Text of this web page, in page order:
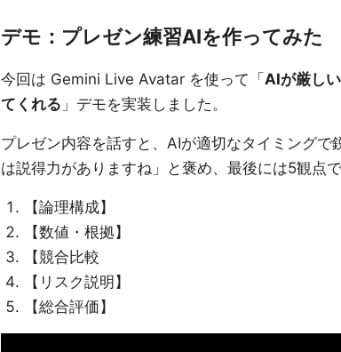
デモ：プレゼン練習AIを作ってみた
今回は Gemini Live Avatar を使って「 AIが厳し
てくれる 」デモを実装しました。
プレゼン内容を話すと、AIが適切なタイミング
は説得力がありますね」と褒め、最後には5観点
【論理構成】
【数値・根拠】
【競合比較
【リスク説明】
【総合評価】